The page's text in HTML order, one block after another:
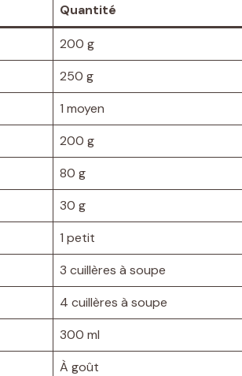
Quantité
200 g
250 g
1 moyen
200 g
80 g
30 g
1 petit
3 cuillères à soupe
4 cuillères à soupe
300 ml
À goût